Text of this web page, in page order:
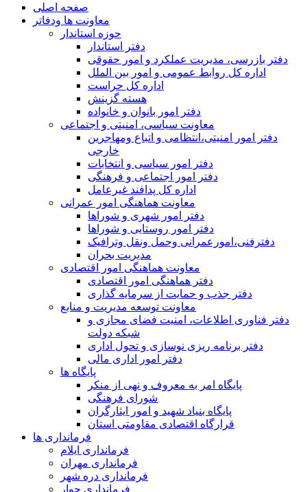
صفحه اصلی
معاونت ها ودفاتر
حوزه استاندار
دفتر استاندار
دفتر بازرسی، مدیریت عملکرد و امور حقوقی
اداره کل روابط عمومی و امور بین الملل
اداره کل حراست
هسته گزینش
دفتر امور بانوان و خانواده
معاونت سیاسی، امنیتی و اجتماعی
دفتر امور امنيتی،انتظامی و اتباع ومهاجرین
خارجی
دفتر امور سیاسی و انتخابات
دفتر امور اجتماعی و فرهنگی
اداره کل پدافند غیرعامل
معاونت هماهنگی امور عمرانی
دفتر امور شهری و شوراها
دفتر امور روستایی و شوراها
دفترفنی،امورعمرانی وحمل ونقل وترافيک
مدیریت بحران
معاونت هماهنگی امور اقتصادی
دفتر هماهنگی امور اقتصادی
دفتر جذب و حمایت از سرمایه گذاری
معاونت توسعه مدیریت و منابع
دفتر فناوری اطلاعات، امنیت فضای مجازی و
شبکه دولت
دفتر برنامه ریزی نوسازی و تحول اداری
دفتر امور اداری مالی
پایگاه ها
پایگاه امر به معروف و نهی از منکر
شورای فرهنگی
پایگاه بنیاد شهید و امور ایثارگران
قرارگاه اقتصادی مقاومتی استان
فرمانداری ها
فرمانداری ایلام
فرمانداری مهران
فرمانداری دره شهر
فرمانداری چوار